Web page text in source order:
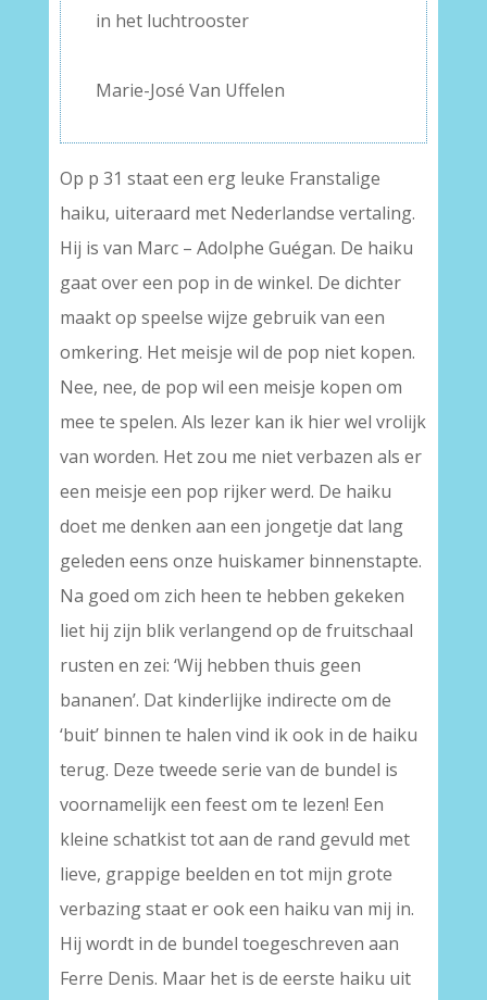
in het luchtrooster
Marie-José Van Uffelen
Op p 31 staat een erg leuke Franstalige
haiku, uiteraard met Nederlandse vertaling.
Hij is van Marc – Adolphe Guégan. De haiku
gaat over een pop in de winkel. De dichter
maakt op speelse wijze gebruik van een
omkering. Het meisje wil de pop niet kopen.
Nee, nee, de pop wil een meisje kopen om
mee te spelen. Als lezer kan ik hier wel vrolijk
van worden. Het zou me niet verbazen als er
een meisje een pop rijker werd. De haiku
doet me denken aan een jongetje dat lang
geleden eens onze huiskamer binnenstapte.
Na goed om zich heen te hebben gekeken
liet hij zijn blik verlangend op de fruitschaal
rusten en zei: ‘Wij hebben thuis geen
bananen’. Dat kinderlijke indirecte om de
‘buit’ binnen te halen vind ik ook in de haiku
terug. Deze tweede serie van de bundel is
voornamelijk een feest om te lezen! Een
kleine schatkist tot aan de rand gevuld met
lieve, grappige beelden en tot mijn grote
verbazing staat er ook een haiku van mij in.
Hij wordt in de bundel toegeschreven aan
Ferre Denis. Maar het is de eerste haiku uit